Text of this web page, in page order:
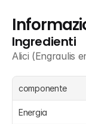
Ingredienti
Alici (Engraulis
componente
Energia